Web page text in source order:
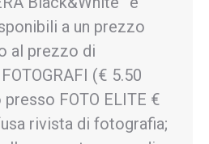
a un prezzo
al prezzo di
(€ 5.50
FOTO ELITE €
rivista di fotografia;